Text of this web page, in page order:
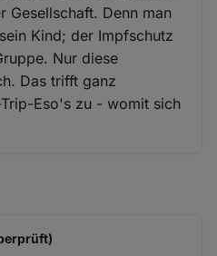
Gesellschaft. Denn man
Kind; der Impfschutz
Nur diese
Das trifft ganz
Eso's zu - womit sich